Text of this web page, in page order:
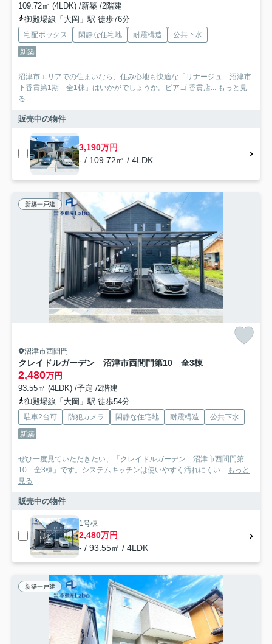
109.72㎡ (4LDK) /新築 /2階建
御殿場線「大岡」駅 徒歩76分
宅配ボックス 閑静な住宅地 耐震構造
公共下水
新築
沼津市エリアでの住まいなら、住み心地も快適な「リナージュ 沼津市
下香貫第1期 全1棟」はいかがでしょうか。ピアゴ 香貫店...
もっと見
る
販売中の物件
3,190万円
- / 109.72㎡ / 4LDK
新築一戸建
沼津市西間門
クレイドルガーデン 沼津市西間門第10 全3棟
2,480万円
93.55㎡ (4LDK) /予定 /2階建
御殿場線「大岡」駅 徒歩54分
駐車2台可 防犯カメラ 閑静な住宅地 耐震構造
公共下水
新築
ぜひ一度見ていただきたい、「クレイドルガーデン 沼津市西間門第
10 全3棟」です。システムキッチンは使いやすく汚れにくい...
もっと
見る
販売中の物件
1号棟
2,480万円
- / 93.55㎡ / 4LDK
新築一戸建